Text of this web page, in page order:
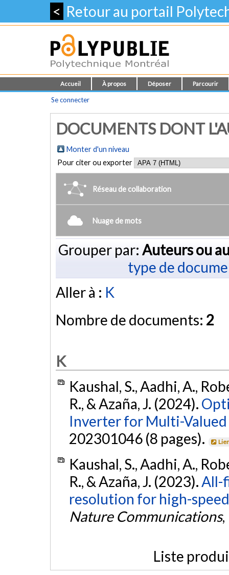
< Retour au portail
Accueil À propos Déposer Parcourir
Se connecter
DOCUMENTS DONT
Monter d'un niveau
Pour citer ou exporter
Réseau de collaboration
Nuage de mots
Grouper par: Auteurs ou
type de
Aller à : K
Nombre de documents: 2
K
Kaushal, S., Aadhi, A.,
R., & Azaña, J. (2024).
Inverter for Multi-Valued
202301046 (8 pages).
Kaushal, S., Aadhi, A.,
R., & Azaña, J. (2023). All-
resolution for high-
Nature Communications,
Liste